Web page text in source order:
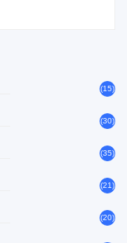
(15)
(30)
(35)
(21)
(20)